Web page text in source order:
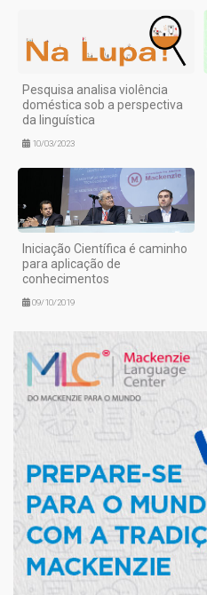
Pesquisa analisa violência
doméstica sob a perspectiva
da linguística
10/03/2023
Iniciação Científica é caminho
para aplicação de
conhecimentos
09/10/2019